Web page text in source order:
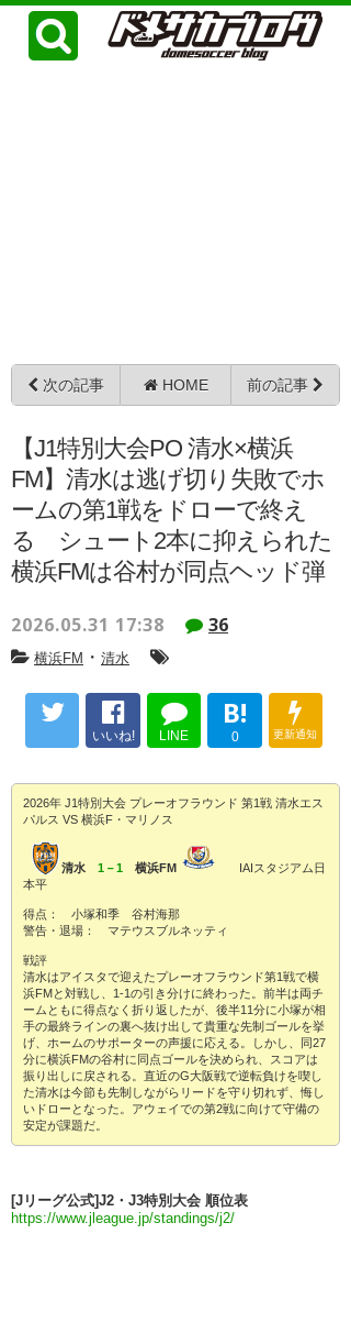
次の記事 HOME 前の記事
【J1特別大会PO 清水×横浜
FM】清水は逃げ切り失敗でホ
ームの第1戦をドローで終え
る シュート2本に抑えられた
横浜FMは谷村が同点ヘッド弾
2026.05.31 17:38 36
横浜FM ・ 清水
いいね! LINE
B!
0 更新通知
2026年 J1特別大会 プレーオフラウンド 第1戦 清水エス
パルス VS 横浜F・マリノス
清水 1－1 横浜FM
IAIスタジアム日
本平
得点： 小塚和季 谷村海那
警告・退場： マテウスブルネッティ
戦評
清水はアイスタで迎えたプレーオフラウンド第1戦で横
浜FMと対戦し、1-1の引き分けに終わった。前半は両チ
ームともに得点なく折り返したが、後半11分に小塚が相
手の最終ラインの裏へ抜け出して貴重な先制ゴールを挙
げ、ホームのサポーターの声援に応える。しかし、同27
分に横浜FMの谷村に同点ゴールを決められ、スコアは
振り出しに戻される。直近のG大阪戦で逆転負けを喫し
た清水は今節も先制しながらリードを守り切れず、悔し
いドローとなった。アウェイでの第2戦に向けて守備の
安定が課題だ。
[Jリーグ公式]J2・J3特別大会 順位表
https://www.jleague.jp/standings/j2/